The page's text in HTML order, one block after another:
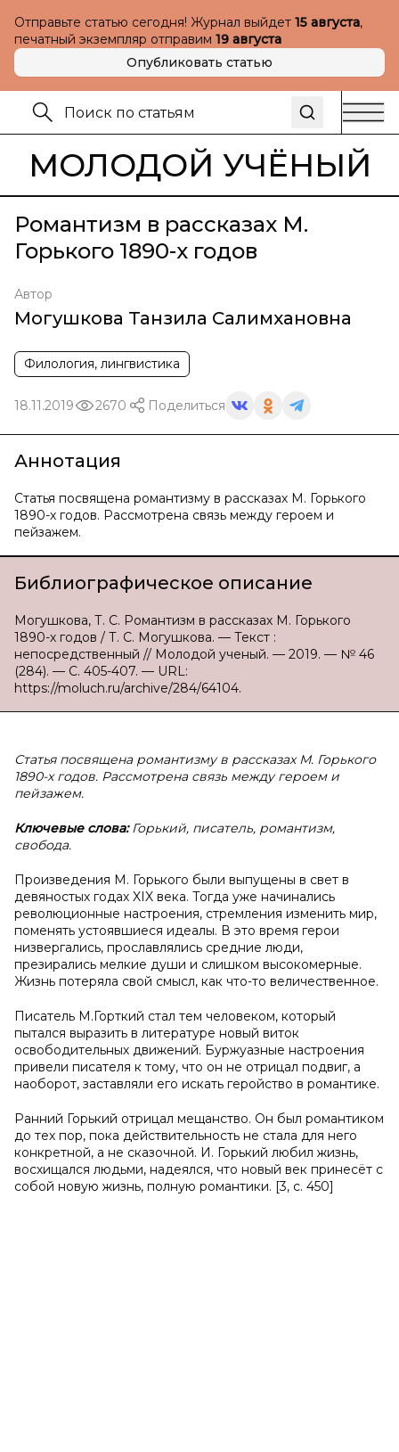
Отправьте статью сегодня! Журнал выйдет 15 августа,
печатный экземпляр отправим 19 августа
Опубликовать статью
МОЛОДОЙ УЧЁНЫЙ
Романтизм в рассказах М.
Горького 1890-х годов
Автор
Могушкова Танзила Салимхановна
Филология, лингвистика
18.11.2019 2670 Поделиться
Аннотация
Статья посвящена романтизму в рассказах М. Горького
1890-х годов. Рассмотрена связь между героем и
пейзажем.
Библиографическое описание
Могушкова, Т. С. Романтизм в рассказах М. Горького
1890-х годов / Т. С. Могушкова. — Текст :
непосредственный // Молодой ученый. — 2019. — № 46
(284). — С. 405-407. — URL:
https://moluch.ru/archive/284/64104.
Статья посвящена романтизму в рассказах М. Горького
1890-х годов. Рассмотрена связь между героем и
пейзажем.
Ключевые слова:Горький, писатель, романтизм,
свобода.
Произведения М. Горького были выпущены в свет в
девяностых годах XIX века. Тогда уже начинались
революционные настроения, стремления изменить мир,
поменять устоявшиеся идеалы. В это время герои
низвергались, прославлялись средние люди,
презирались мелкие души и слишком высокомерные.
Жизнь потеряла свой смысл, как что-то величественное.
Писатель М.Горткий стал тем человеком, который
пытался выразить в литературе новый виток
освободительных движений. Буржуазные настроения
привели писателя к тому, что он не отрицал подвиг, а
наоборот, заставляли его искать геройство в романтике.
Ранний Горький отрицал мещанство. Он был романтиком
до тех пор, пока действительность не стала для него
конкретной, а не сказочной. И. Горький любил жизнь,
восхищался людьми, надеялся, что новый век принесёт с
собой новую жизнь, полную романтики. [3, с. 450]